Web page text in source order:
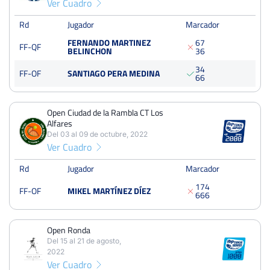
Semifinales
250 Puntos
Tierra
Open Internacional Ciudad de Cartagena
Semifinales
250 Puntos
Open Nacional de Tenis «Ciudad de Yecla» (XI Memorial
Juan Miguel Benedito)
Del 25 al 31 de octubre, 2021
Semifinales
250 Puntos
Dura
Ver Cuadro
Rd Jugador
Marcador
FF-QF
FERNANDO MARTINEZ
BELINCHON
6
3
7
6
FF-OF
SANTIAGO PERA MEDINA 3
6
4
6
Open Ciudad de la Rambla CT Los
Alfares
Del 03 al 09 de octubre, 2022
Ver Cuadro
Rd Jugador
Marcador
FF-OF
MIKEL MARTÍNEZ DÍEZ 1
6
7
6
4
6
Open Ronda
Del 15 al 21 de agosto,
2022
Ver Cuadro